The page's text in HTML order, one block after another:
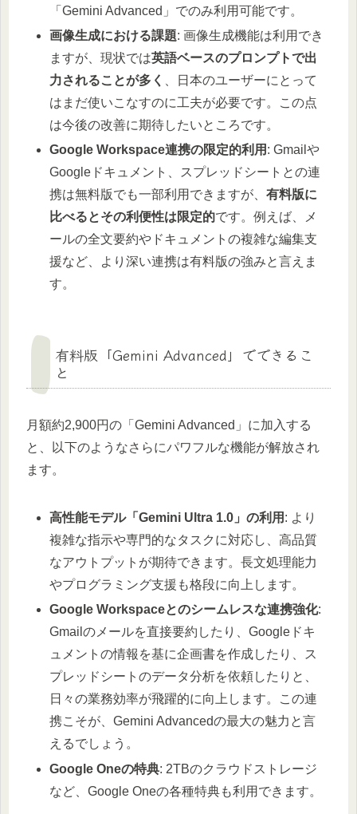
「Gemini Advanced」でのみ利用可能です。
画像生成における課題: 画像生成機能は利用でき
ますが、現状では英語ベースのプロンプトで出
力されることが多く
、日本のユーザーにとって
はまだ使いこなすのに工夫が必要です。この点
は今後の改善に期待したいところです。
Google Workspace連携の限定的利用 : Gmailや
Googleドキュメント、スプレッドシートとの連
携は無料版でも一部利用できますが、有料版に
比べるとその利便性は限定的です。例えば、メ
ールの全文要約やドキュメントの複雑な編集支
援など、より深い連携は有料版の強みと言えま
す。
有料版「Gemini Advanced」でできるこ
と
月額約2,900円の「Gemini Advanced」に加入する
と、以下のようなさらにパワフルな機能が解放され
ます。
高性能モデル「Gemini Ultra 1.0」の利用 : より
複雑な指示や専門的なタスクに対応し、高品質
なアウトプットが期待できます。長文処理能力
やプログラミング支援も格段に向上します。
Google Workspaceとのシームレスな連携強化:
Gmailのメールを直接要約したり、Googleドキ
ュメントの情報を基に企画書を作成したり、ス
プレッドシートのデータ分析を依頼したりと、
日々の業務効率が飛躍的に向上します。この連
携こそが、Gemini Advancedの最大の魅力と言
えるでしょう。
Google Oneの特典: 2TBのクラウドストレージ
など、Google Oneの各種特典も利用できます。